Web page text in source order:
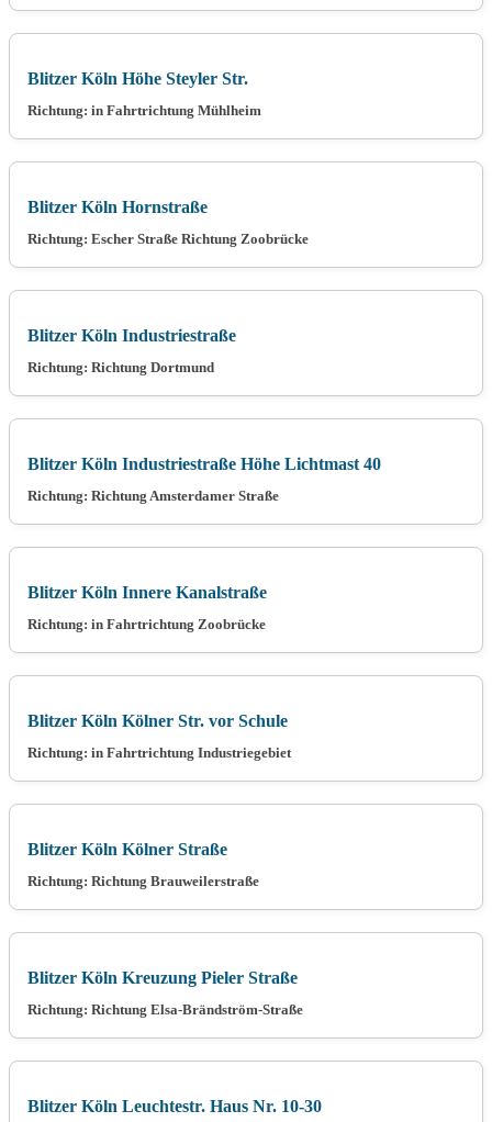
Blitzer Köln Höhe Steyler Str.
Richtung: in Fahrtrichtung Mühlheim
Blitzer Köln Hornstraße
Richtung: Escher Straße Richtung Zoobrücke
Blitzer Köln Industriestraße
Richtung: Richtung Dortmund
Blitzer Köln Industriestraße Höhe Lichtmast 40
Richtung: Richtung Amsterdamer Straße
Blitzer Köln Innere Kanalstraße
Richtung: in Fahrtrichtung Zoobrücke
Blitzer Köln Kölner Str. vor Schule
Richtung: in Fahrtrichtung Industriegebiet
Blitzer Köln Kölner Straße
Richtung: Richtung Brauweilerstraße
Blitzer Köln Kreuzung Pieler Straße
Richtung: Richtung Elsa-Brändström-Straße
Blitzer Köln Leuchtestr. Haus Nr. 10-30